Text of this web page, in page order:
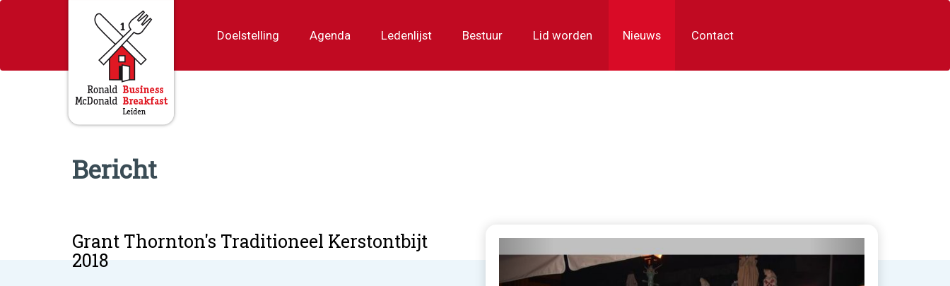
Doelstelling Agenda Ledenlijst Bestuur Lid worden Nieuws Contact
Bericht
Grant Thornton's Traditioneel Kerstontbijt
2018